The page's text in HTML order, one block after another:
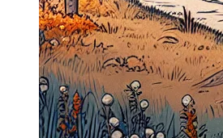
Navigație
Navigație Skoda
Navigație
Navigație
Navigație
Navigație Toyota
Portbagaj Plafon Auto
Sub 350 Litri
Peste 350 Litri